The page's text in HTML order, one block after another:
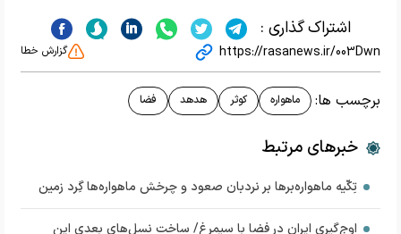
اشتراک گذاری :
https://rasanews.ir/003Dwn گزارش خطا
برچسب ها: ماهواره کوثر هدهد فضا
خبرهای مرتبط
تِکّیه ماهواره‌برها بر نردبان صعود و چرخش ماهواره‌ها گِرد زمین
اوج‌گیری ایران در فضا با سیمرغ/ ساخت نسل‌های بعدی این